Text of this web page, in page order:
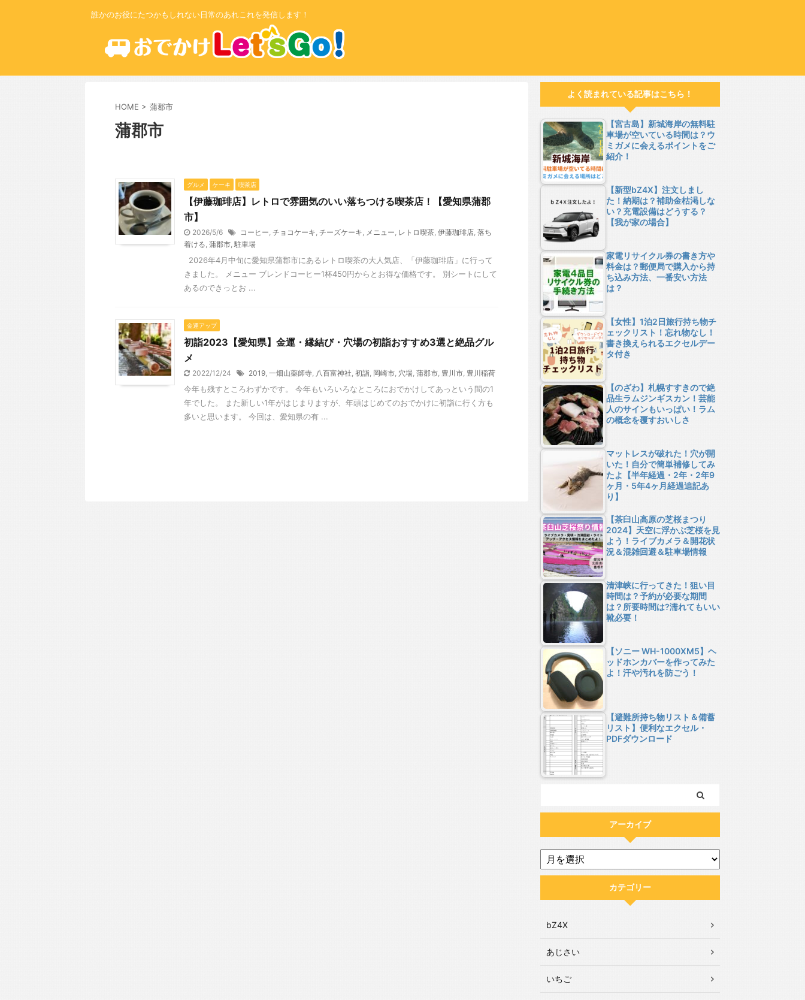
誰かのお役にたつかもしれない日常のあれこれを発信します！
HOME > 蒲郡市
蒲郡市
グルメ ケーキ 喫茶店
【伊藤珈琲店】レトロで雰囲気のいい落ちつける喫茶店！【愛知県蒲郡
市】
2026/5/6 コーヒー, チョコケーキ, チーズケーキ, メニュー, レトロ喫茶, 伊藤珈琲店, 落ち
着ける, 蒲郡市, 駐車場
2026年4月中旬に愛知県蒲郡市にあるレトロ喫茶の大人気店、「伊藤珈琲店」に行って
きました。 メニュー ブレンドコーヒー1杯450円からとお得な価格です。 別シートにして
あるのできっとお ...
金運アップ
初詣2023【愛知県】金運・縁結び・穴場の初詣おすすめ3選と絶品グル
メ
2022/12/24 2019, 一畑山薬師寺, 八百富神社, 初詣, 岡崎市, 穴場, 蒲郡市, 豊川市, 豊川稲荷
今年も残すところわずかです。 今年もいろいろなところにおでかけしてあっという間の1
年でした。 また新しい1年がはじまりますが、年頭はじめてのおでかけに初詣に行く方も
多いと思います。 今回は、愛知県の有 ...
よく読まれている記事はこちら！
【宮古島】新城海岸の無料駐
車場が空いている時間は？ウ
ミガメに会えるポイントをご
紹介！
【新型bZ4X】注文しまし
た！納期は？補助金枯渇しな
い？充電設備はどうする？
【我が家の場合】
家電リサイクル券の書き方や
料金は？郵便局で購入から持
ち込み方法、一番安い方法
は？
【女性】1泊2日旅行持ち物チ
ェックリスト！忘れ物なし！
書き換えられるエクセルデー
タ付き
【のざわ】札幌すすきので絶
品生ラムジンギスカン！芸能
人のサインもいっぱい！ラム
の概念を覆すおいしさ
マットレスが破れた！穴が開
いた！自分で簡単補修してみ
たよ【半年経過・2年・2年9
ヶ月・5年4ヶ月経過追記あ
り】
【茶臼山高原の芝桜まつり
2024】天空に浮かぶ芝桜を見
よう！ライブカメラ＆開花状
況＆混雑回避＆駐車場情報
清津峡に行ってきた！狙い目
時間は？予約が必要な期間
は？所要時間は?濡れてもいい
靴必要！
【ソニー WH-1000XM5】ヘ
ッドホンカバーを作ってみた
よ！汗や汚れを防ごう！
【避難所持ち物リスト＆備蓄
リスト】便利なエクセル・
PDFダウンロード
アーカイブ
カテゴリー
bZ4X
あじさい
いちご